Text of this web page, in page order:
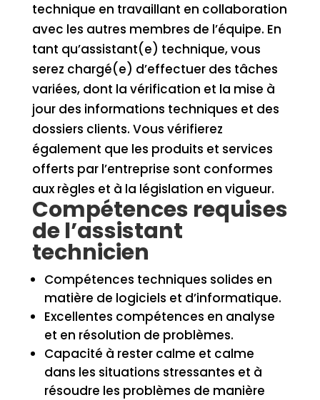
technique en travaillant en collaboration
avec les autres membres de l’équipe. En
tant qu’assistant(e) technique, vous
serez chargé(e) d’effectuer des tâches
variées, dont la vérification et la mise à
jour des informations techniques et des
dossiers clients. Vous vérifierez
également que les produits et services
offerts par l’entreprise sont conformes
aux règles et à la législation en vigueur.
Compétences requises
de l’assistant
technicien
Compétences techniques solides en
matière de logiciels et d’informatique.
Excellentes compétences en analyse
et en résolution de problèmes.
Capacité à rester calme et calme
dans les situations stressantes et à
résoudre les problèmes de manière